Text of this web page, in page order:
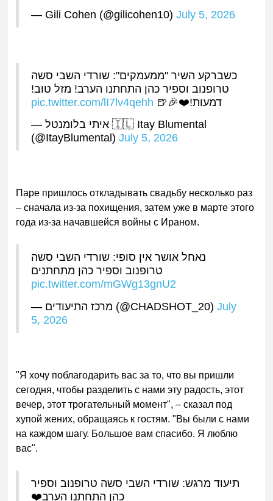
— Gili Cohen (@gilicohen10)July 5, 2026
כשברקע השיר "ממעמקים": שורדי השבי סשה
טרופנוב וספיר כהן התחתנו הערב! מזל טוב!
דמעות!❤️🎉🍺 pic.twitter.com/lI7lv4qehh
— איתי בלומנטל 🇮🇱 Itay Blumental
(@ItayBlumental)July 5, 2026
Паре пришлось откладывать свадьбу несколько раз
– сначала из-за похищения, затем уже в марте этого
года из-за начавшейся войны с Ираном.
נאחל אושר אין סופי: שורדי השבי סשה
טרופנוב וספיר כהן מתחתנים
pic.twitter.com/mGWg13gnU2
— מרכז התיעודים (@CHADSHOT_20)July
5, 2026
"Я хочу поблагодарить вас за то, что вы пришли
сегодня, чтобы разделить с нами эту радость, этот
вечер, этот трогательный момент", – сказал под
хупой жених, обращаясь к гостям. "Вы были с нами
на каждом шагу. Большое вам спасибо. Я люблю
вас".
תיעוד מרגש: שורדי השבי סשה טרופנוב וספיר
כהן התחתנו הערב❤️